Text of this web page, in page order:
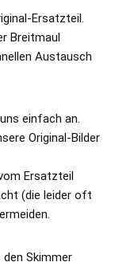
Ersatzteil.
Breitmaul
Austausch
einfach an.
Original-Bilder
Ersatzteil
(die leider oft
Skimmer